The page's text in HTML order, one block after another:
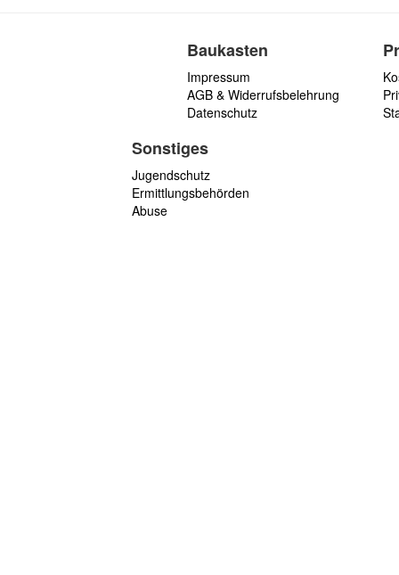
Baukasten
Impressum
AGB & Widerrufsbelehrung
Datenschutz
Sonstiges
Jugendschutz
Ermittlungsbehörden
Abuse